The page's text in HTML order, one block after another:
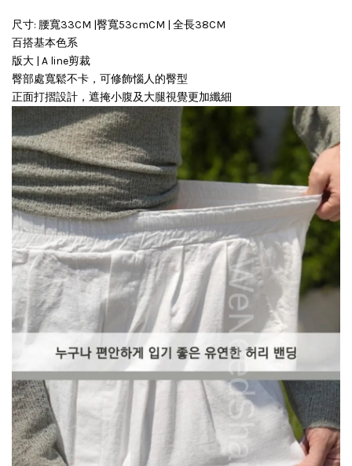
尺寸: 腰寬33CM |臀寬53cmCM | 全長38CM
百搭基本色系
版大 | A line剪裁
臀部處寬鬆不卡，可修飾惱人的臀型
正面打摺設計，遮掩小腹及大腿視覺更加纖細